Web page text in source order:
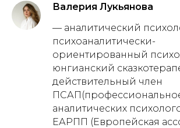
Валерия Лукьянова
— аналитический
психоаналитически-
ориентированный
юнгианский
действительный член
аналитических
ЕАРПП (Европейская